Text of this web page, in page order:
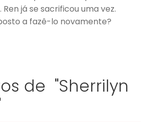
já se sacrificou uma vez.
a fazê-lo novamente?
de "Sherrilyn